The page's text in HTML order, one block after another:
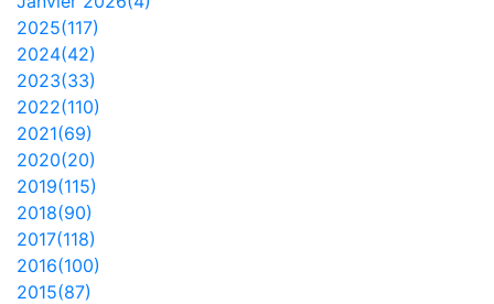
2025(117)
2024(42)
2023(33)
2022(110)
2021(69)
2020(20)
2019(115)
2018(90)
2017(118)
2016(100)
2015(87)